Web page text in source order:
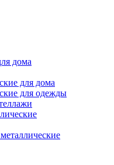
дома
для дома
для одежды